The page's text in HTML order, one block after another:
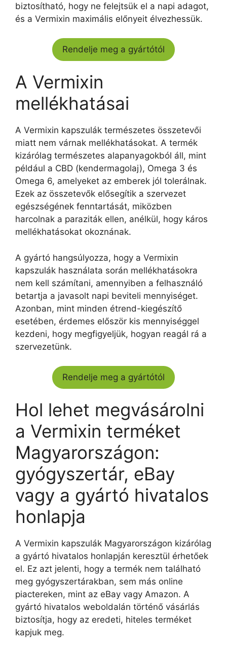
biztosítható, hogy ne felejtsük el a napi adagot,
és a Vermixin maximális előnyeit élvezhessük.
Rendelje meg a gyártótól
A Vermixin
mellékhatásai
A Vermixin kapszulák természetes összetevői
miatt nem várnak mellékhatásokat. A termék
kizárólag természetes alapanyagokból áll, mint
például a CBD (kendermagolaj), Omega 3 és
Omega 6, amelyeket az emberek jól tolerálnak.
Ezek az összetevők elősegítik a szervezet
egészségének fenntartását, miközben
harcolnak a paraziták ellen, anélkül, hogy káros
mellékhatásokat okoznának.
A gyártó hangsúlyozza, hogy a Vermixin
kapszulák használata során mellékhatásokra
nem kell számítani, amennyiben a felhasználó
betartja a javasolt napi beviteli mennyiséget.
Azonban, mint minden étrend-kiegészítő
esetében, érdemes először kis mennyiséggel
kezdeni, hogy megfigyeljük, hogyan reagál rá a
szervezetünk.
Rendelje meg a gyártótól
Hol lehet megvásárolni
a Vermixin terméket
Magyarországon:
gyógyszertár, eBay
vagy a gyártó hivatalos
honlapja
A Vermixin kapszulák Magyarországon kizárólag
a gyártó hivatalos honlapján keresztül érhetőek
el. Ez azt jelenti, hogy a termék nem található
meg gyógyszertárakban, sem más online
piactereken, mint az eBay vagy Amazon. A
gyártó hivatalos weboldalán történő vásárlás
biztosítja, hogy az eredeti, hiteles terméket
kapjuk meg.